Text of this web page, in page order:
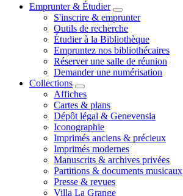
Emprunter & Étudier
S'inscrire & emprunter
Outils de recherche
Étudier à la Bibliothèque
Empruntez nos bibliothécaires
Réserver une salle de réunion
Demander une numérisation
Collections
Affiches
Cartes & plans
Dépôt légal & Genevensia
Iconographie
Imprimés anciens & précieux
Imprimés modernes
Manuscrits & archives privées
Partitions & documents musicaux
Presse & revues
Villa La Grange